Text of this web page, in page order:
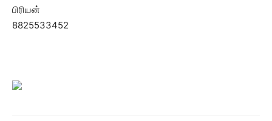
பிரியன்
8825533452